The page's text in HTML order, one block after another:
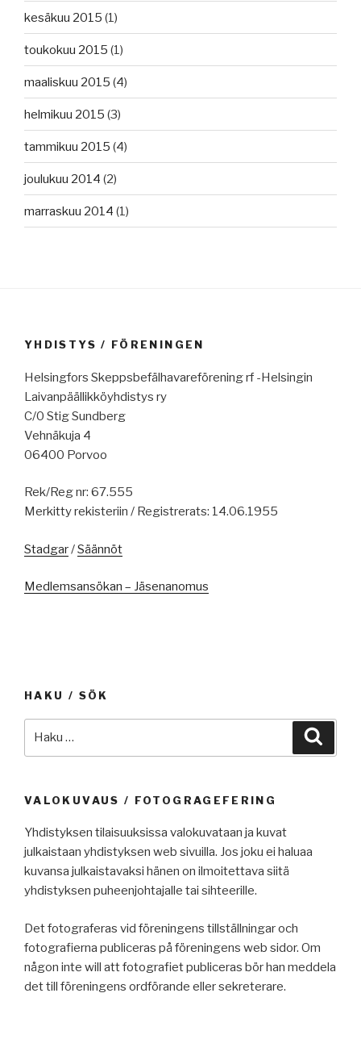
kesäkuu 2015 (1)
toukokuu 2015 (1)
maaliskuu 2015 (4)
helmikuu 2015 (3)
tammikuu 2015 (4)
joulukuu 2014 (2)
marraskuu 2014 (1)
YHDISTYS / FÖRENINGEN
Helsingfors Skeppsbefälhavareförening rf -Helsingin
Laivanpäällikköyhdistys ry
C/0 Stig Sundberg
Vehnäkuja 4
06400 Porvoo
Rek/Reg nr: 67.555
Merkitty rekisteriin / Registrerats: 14.06.1955
Stadgar/Säännöt
Medlemsansökan – Jäsenanomus
HAKU / SÖK
VALOKUVAUS / FOTOGRAGEFERING
Yhdistyksen tilaisuuksissa valokuvataan ja kuvat
julkaistaan yhdistyksen web sivuilla. Jos joku ei haluaa
kuvansa julkaistavaksi hänen on ilmoitettava siitä
yhdistyksen puheenjohtajalle tai sihteerille.
Det fotograferas vid föreningens tillställningar och
fotografierna publiceras på föreningens web sidor. Om
någon inte will att fotografiet publiceras bör han meddela
det till föreningens ordförande eller sekreterare.